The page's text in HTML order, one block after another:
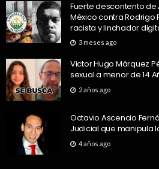
Fuerte descontento
México contra Rodrigo
racista y linchador
3 meses ago
Victor Hugo Márquez
sexual a menor de 14
2 años ago
Octavio Ascencio
Judicial que manipula
4 años ago